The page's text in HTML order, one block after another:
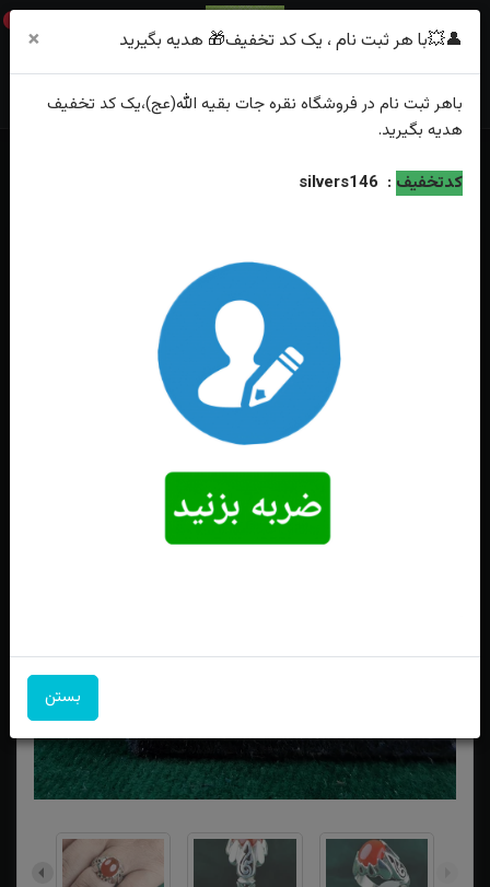
0
خانه
فهرست محصولات
انگشتر نقره عقیق یمنی اصل رکاب چنگی اشکی دست ساز
👤💥با هر ثبت نام ، یک کد تخفیف🎁 هدیه بگیرید ×
باهر ثبت نام در فروشگاه نقره جات بقیه الله(عج)،یک کد تخفیف
هدیه بگیرید.
کدتخفیف :
silvers146
بستن